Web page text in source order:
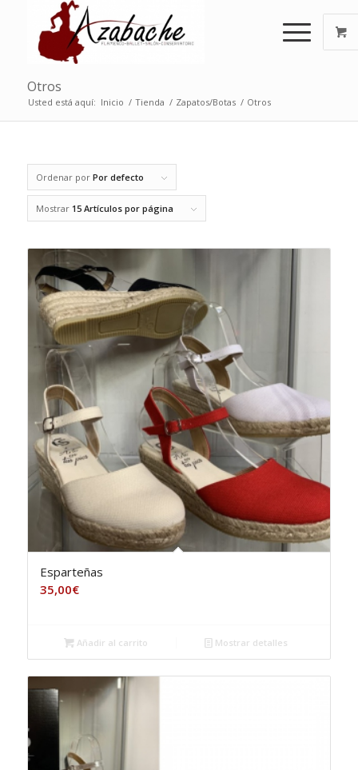
Otros
Usted está aquí: Inicio / Tienda / Zapatos/Botas / Otros
Ordenar por Por defecto
Mostrar 15 Artículos por página
Esparteñas
35,00€
Añadir al carrito Mostrar detalles